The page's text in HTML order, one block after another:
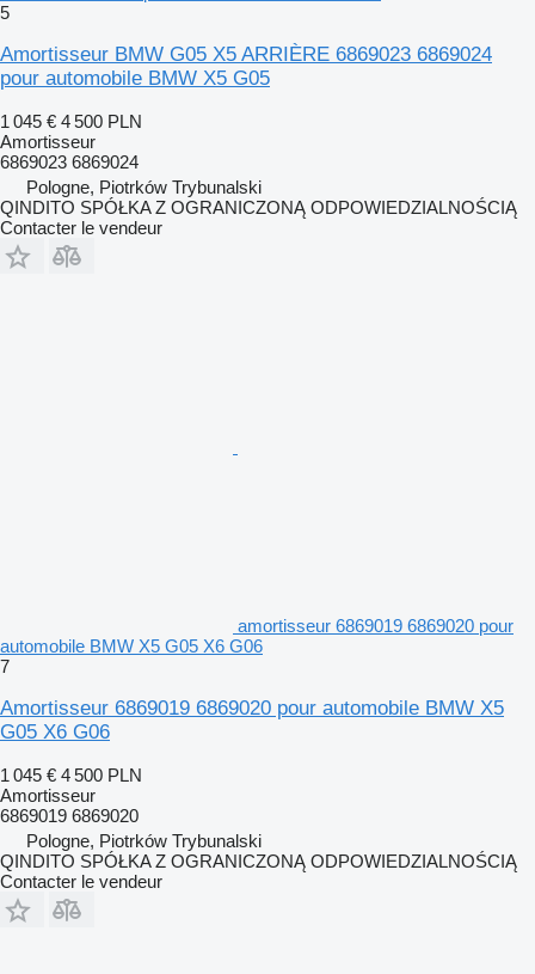
5
Amortisseur BMW G05 X5 ARRIÈRE 6869023 6869024
pour automobile BMW X5 G05
1 045 € 4 500 PLN
Amortisseur
6869023 6869024
Pologne, Piotrków Trybunalski
QINDITO SPÓŁKA Z OGRANICZONĄ ODPOWIEDZIALNOŚCIĄ
Contacter le vendeur
amortisseur 6869019 6869020 pour
automobile BMW X5 G05 X6 G06
7
Amortisseur 6869019 6869020 pour automobile BMW X5
G05 X6 G06
1 045 € 4 500 PLN
Amortisseur
6869019 6869020
Pologne, Piotrków Trybunalski
QINDITO SPÓŁKA Z OGRANICZONĄ ODPOWIEDZIALNOŚCIĄ
Contacter le vendeur